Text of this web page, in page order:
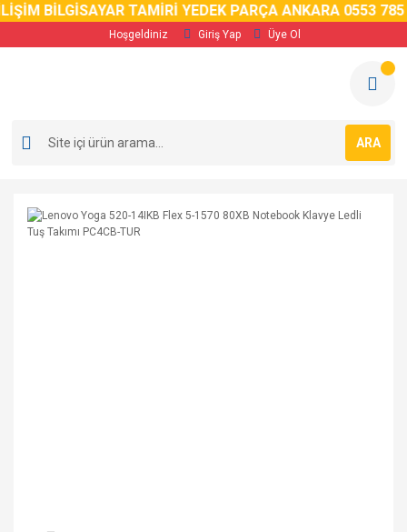
BİLGİSAYAR TAMİRİ YEDEK PARÇA ANKARA 0553 785
Hoşgeldiniz Giriş Yap Üye Ol
ARA